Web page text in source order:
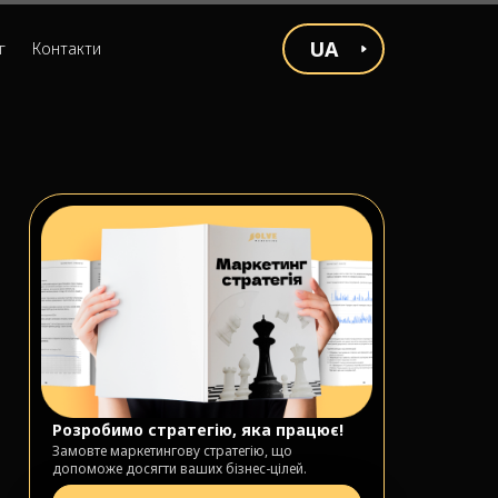
Контакти UA
Розробимо стратегію, яка працює!
Замовте маркетингову стратегію, що
допоможе досягти ваших бізнес-цілей.